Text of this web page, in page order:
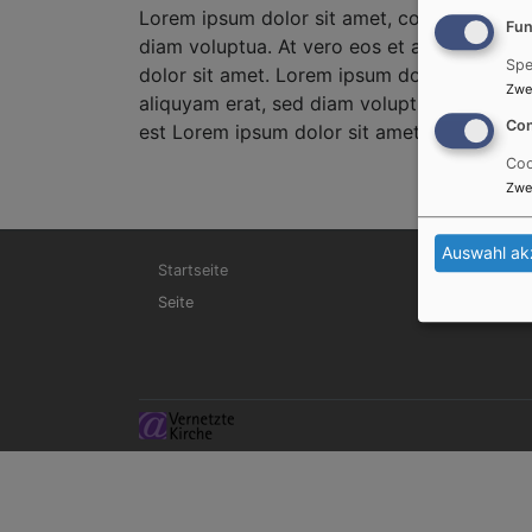
Lorem ipsum dolor sit amet, consetetur
diam voluptua. At vero eos et accusam et
dolor sit amet. Lorem ipsum dolor sit
aliquyam erat, sed diam voluptua. At vero
est Lorem ipsum dolor sit amet.
Hauptnavigation
Startseite
Seite
Auswahl